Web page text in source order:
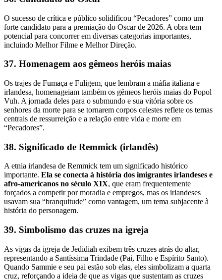
O sucesso de crítica e público solidificou “Pecadores” como um
forte candidato para a premiação do Oscar de 2026. A obra tem
potencial para concorrer em diversas categorias importantes,
incluindo Melhor Filme e Melhor Direção.
37. Homenagem aos gêmeos heróis maias
Os trajes de Fumaça e Fuligem, que lembram a máfia italiana e
irlandesa, homenageiam também os gêmeos heróis maias do Popol
Vuh. A jornada deles para o submundo e sua vitória sobre os
senhores da morte para se tornarem corpos celestes reflete os temas
centrais de ressurreição e a relação entre vida e morte em
“Pecadores”.
38. Significado de Remmick (irlandês)
A etnia irlandesa de Remmick tem um significado histórico
importante. Ela se conecta à história dos imigrantes irlandeses e
afro-americanos no século XIX, que eram frequentemente
forçados a competir por moradia e empregos, mas os irlandeses
usavam sua “branquitude” como vantagem, um tema subjacente à
história do personagem.
39. Simbolismo das cruzes na igreja
As vigas da igreja de Jedidiah exibem três cruzes atrás do altar,
representando a Santíssima Trindade (Pai, Filho e Espírito Santo).
Quando Sammie e seu pai estão sob elas, eles simbolizam a quarta
cruz, reforçando a ideia de que as vigas que sustentam as cruzes